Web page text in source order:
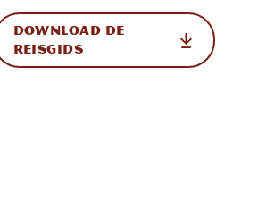
in-/uitschakelen
DOWNLOAD DE
REISGIDS